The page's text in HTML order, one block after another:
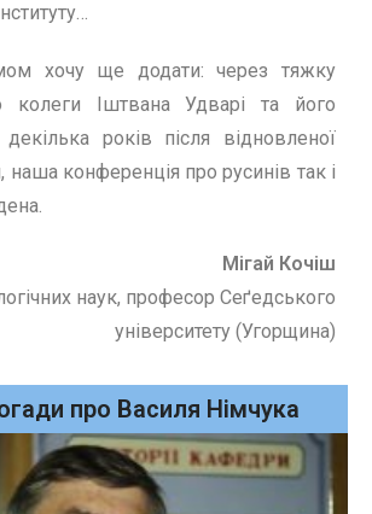
хочу ще додати: через тяжку
колеги Iштвана Удварi та його
декiлька рокiв пiсля вiдновленої
конференцiя про русинiв так i
Мігай Кочіш
наук, професор Сеґедського
університету (Угорщина)
про Василя Німчука